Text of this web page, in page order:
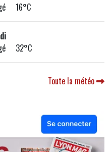
16°C
32°C
Toute la météo